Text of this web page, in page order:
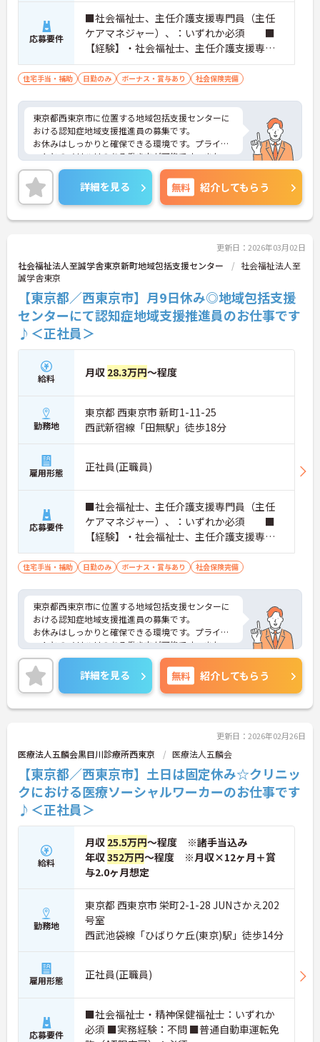
応募要件
■社会福祉士、主任介護支援専門員（主任
ケアマネジャー）、：いずれか必須 ■
【経験】・社会福祉士、主任介護支援専門
員（主任ケアマネジャー）：経験不問
・社会福祉主事任用資格：3年以上の高齢
住宅手当・補助 日勤のみ ボーナス・賞与あり 社会保険完備
東京都西東京市に位置する地域包括支援センターに
おける認知症地域支援推進員の募集です。
お休みはしっかりと確保できる環境です。プライベ
ートとのメリハリのある働き方が可能です。また、
賞与は計3.0ヶ月分の支給実績があり、頑張りがきち
んと評価される環境です。モチベーションアップに
つながります。
ご興味のある方には、面接対策ポイントなど、さら
に詳細をご案内しますのでお気軽にご相談くださ
詳細を見る 無料 紹介してもらう
更新日：2026年03月02日
社会福祉法人至誠学舎東京新町地域包括支援センター
社会福祉法人至
誠学舎東京
【東京都／西東京市】月9日休み◎地域包括支援
センターにて認知症地域支援推進員のお仕事です
♪＜正社員＞
給料 月収 28.3万円～程度
勤務地
東京都 西東京市 新町1-11-25
西武新宿線「田無駅」徒歩18分
雇用形態 正社員(正職員)
応募要件
■社会福祉士、主任介護支援専門員（主任
ケアマネジャー）、：いずれか必須 ■
【経験】・社会福祉士、主任介護支援専門
員（主任ケアマネジャー）：経験不問
・社会福祉主事任用資格：3年以上の高齢
住宅手当・補助 日勤のみ ボーナス・賞与あり 社会保険完備
東京都西東京市に位置する地域包括支援センターに
おける認知症地域支援推進員の募集です。
お休みはしっかりと確保できる環境です。プライベ
ートとのメリハリのある働き方が可能です。また、
賞与は計3.0ヶ月分の支給実績があり、頑張りがきち
んと評価される環境です。モチベーションアップに
つながります。
ご興味のある方には、面接対策ポイントなど、さら
に詳細をご案内しますのでお気軽にご相談くださ
詳細を見る 無料 紹介してもらう
更新日：2026年02月26日
医療法人五麟会黒目川診療所西東京 医療法人五麟会
【東京都／西東京市】土日は固定休み☆クリニッ
クにおける医療ソーシャルワーカーのお仕事です
♪＜正社員＞
給料
月収 25.5万円～程度 ※諸手当込み
年収352万円～程度 ※月収×12ヶ月＋賞
与2.0ヶ月想定
勤務地
東京都 西東京市 栄町2-1-28 JUNさかえ202
号室
西武池袋線「ひばりケ丘(東京)駅」徒歩14分
雇用形態 正社員(正職員)
応募要件
■社会福祉士・精神保健福祉士：いずれか
必須 ■実務経験：不問 ■普通自動車運転免